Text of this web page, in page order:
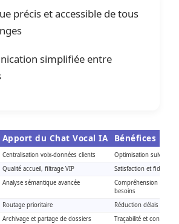
précis et accessible de tous
simplifiée entre
Apport du Chat Vocal IA Bénéfices
Centralisation voix-données clients
Optimisation suivi
Qualité accueil, filtrage VIP
Satisfaction et
Analyse sémantique avancée
Compréhension
besoins
Routage prioritaire
Réduction délais et
Archivage et partage de dossiers Traçabilité et